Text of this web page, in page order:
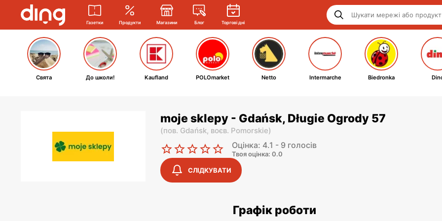
Газетки Продукти Магазини Блог Торгові дні
Свята До школи! Kaufland POLOmarket Netto Intermarche Biedronka
moje sklepy - Gdańsk, Długie Ogrody 57
(пов. Gdańsk, воєв. Pomorskie)
Оцінка: 4.1 - 9 голосів
Твоя оцінка: 0.0
СЛІДКУВАТИ
Графік роботи